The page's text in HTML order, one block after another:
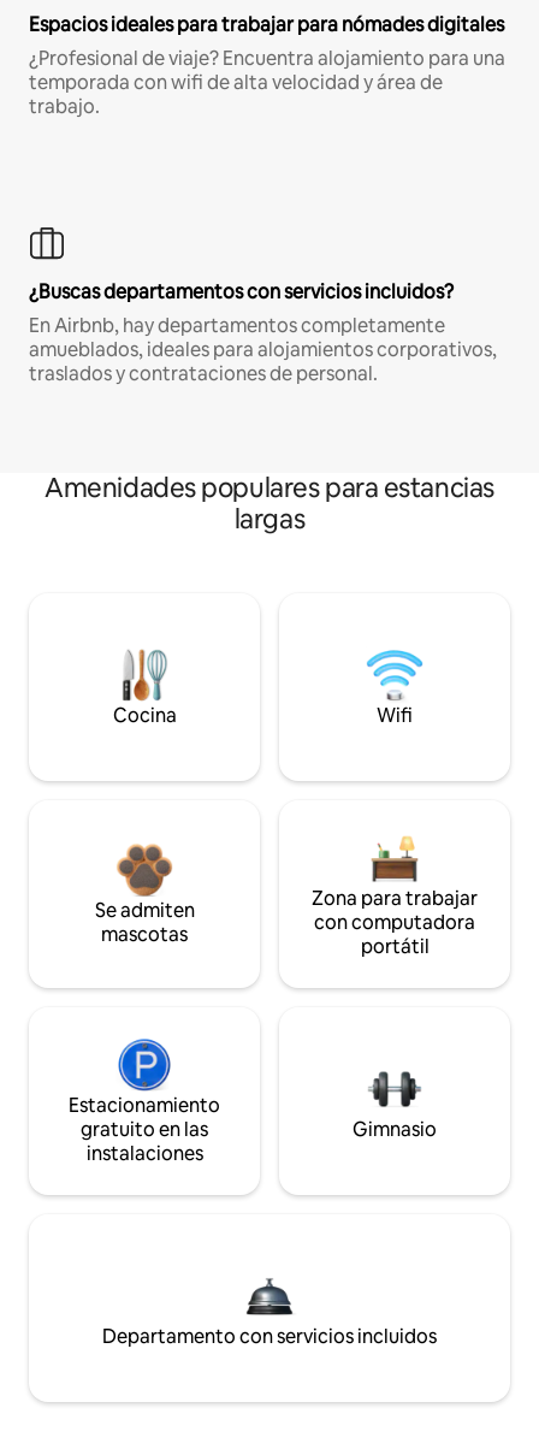
Espacios ideales para trabajar para nómades digitales
¿Profesional de viaje? Encuentra alojamiento para una
temporada con wifi de alta velocidad y área de
trabajo.
¿Buscas departamentos con servicios incluidos?
En Airbnb, hay departamentos completamente
amueblados, ideales para alojamientos corporativos,
traslados y contrataciones de personal.
Amenidades populares para estancias
largas
Cocina Wifi
Se admiten
mascotas
Zona para trabajar
con computadora
portátil
Estacionamiento
gratuito en las
instalaciones
Gimnasio
Departamento con servicios incluidos